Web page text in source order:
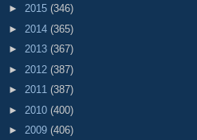
► 2015 (346)
► 2014 (365)
► 2013 (367)
► 2012 (387)
► 2011 (387)
► 2010 (400)
► 2009 (406)